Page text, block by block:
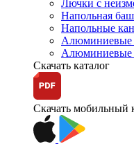
Лючки с
Напольная
Напольные
Алюминиевые
Алюминиевые
Скачать каталог
Скачать мобильный